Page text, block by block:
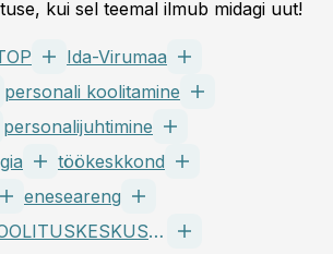
kui sel teemal ilmub midagi uut!
Ida-Virumaa
personali koolitamine
personalijuhtimine
töökeskkond
eneseareng
KERSTI VÕLU KOOLITUSKESKUS OÜ